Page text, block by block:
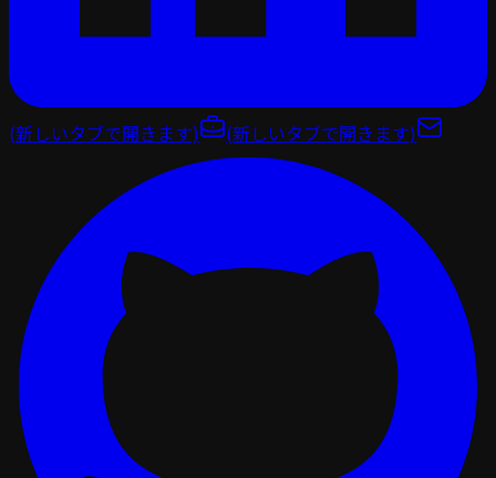
(新しいタブで開きます) (新しいタブで開きます)